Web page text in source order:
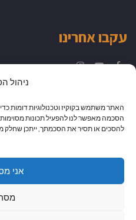
ניהול
האתר משתמש בקוקיז וטכנולוגיות דומות
הסכמה מאפשר לנו להפעיל תכונות
להסכים או תסיר את הסכמתך, ייתכן שחלק
אני
עקבו אחרינו